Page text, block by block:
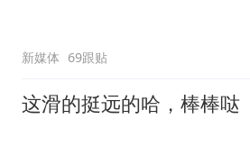
新媒体 69跟贴
这滑的挺远的哈，棒棒哒